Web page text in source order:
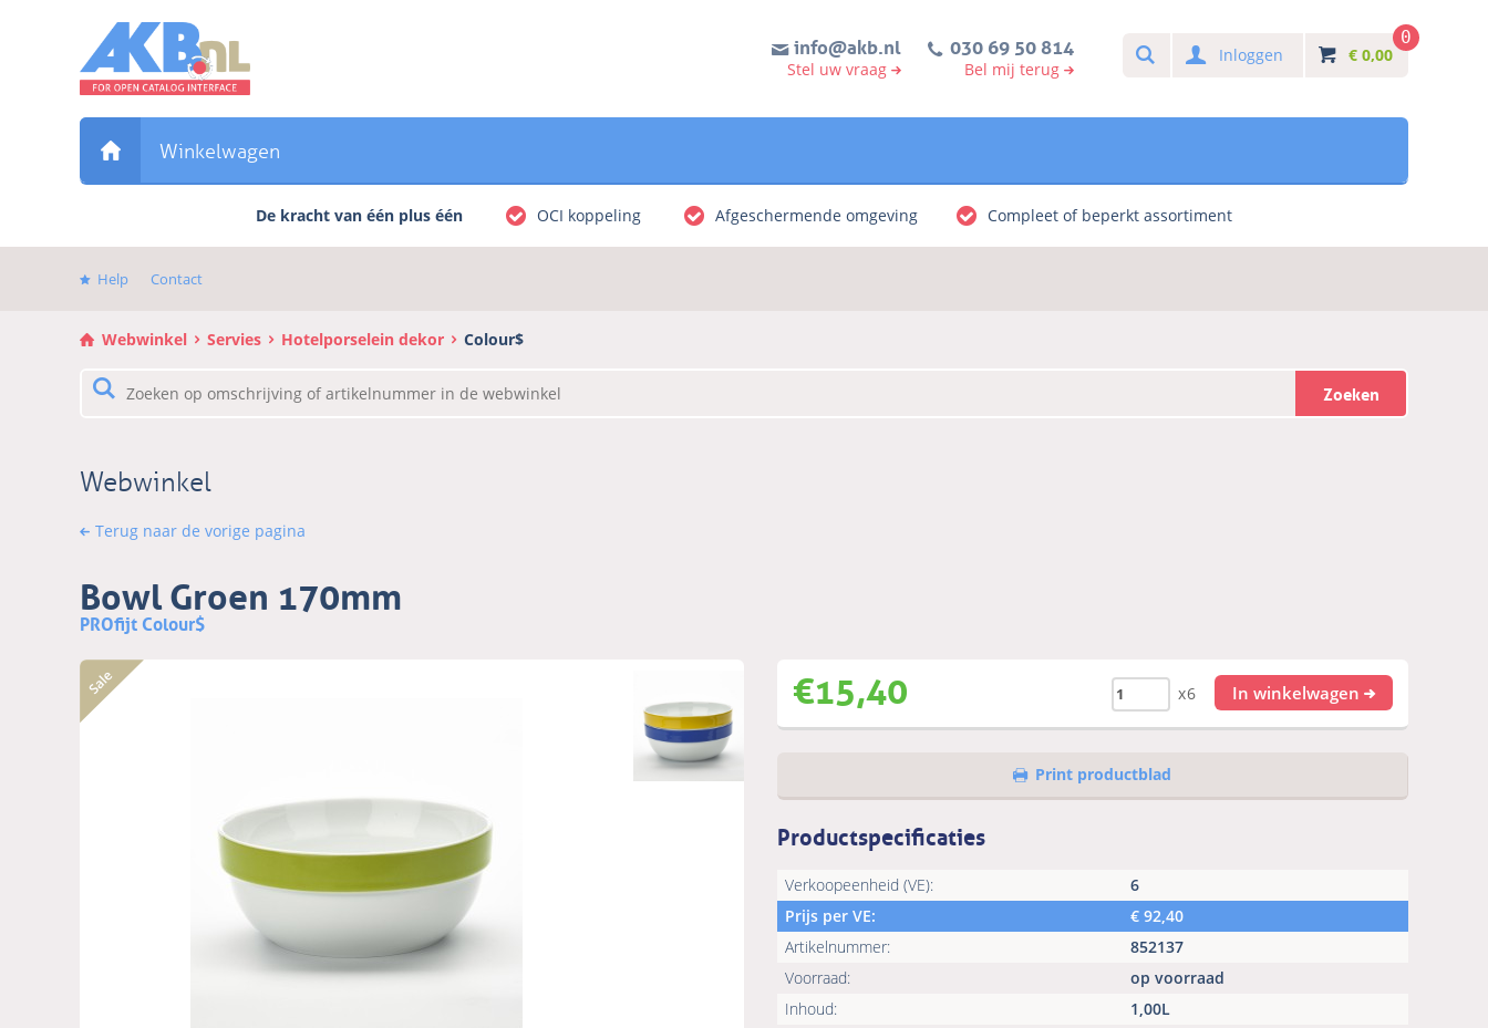
Direct
het
hoofdmenu
info@akb.nl
Stel uw vraag
030 69 50 814
Bel mij terug
SearchInloggen € 0,00
0
Winkelwagen
De kracht van één plus één OCI koppeling Afgeschermende omgeving Compleet of beperkt assortiment
Help Contact
Webwinkel Servies Hotelporselein dekor Colour$
Zoeken
Webwinkel
Terug naar de vorige pagina
Bowl Groen 170mm
PROfijt Colour$
€15,40 x6 In winkelwagen
Print productblad
Productspecificaties
Verkoopeenheid (VE):
6
Prijs per VE:
€ 92,40
Artikelnummer:
852137
Voorraad:
op voorraad
Inhoud:
1,00L